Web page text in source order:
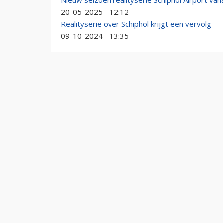
20-05-2025 - 12:12
Realityserie over Schiphol krijgt een vervolg
09-10-2024 - 13:35